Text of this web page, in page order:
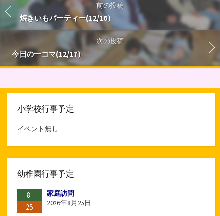
前の投稿
焼きいもパーティー(12/16）
次の投稿
今日の一コマ(12/17）
小学校行事予定
イベント無し
幼稚園行事予定
8
25
家庭訪問
2026年8月25日